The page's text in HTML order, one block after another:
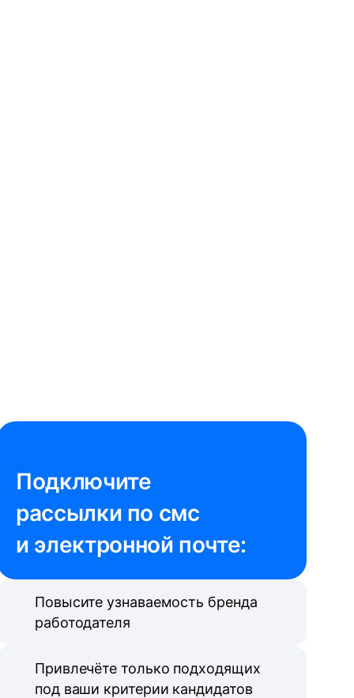
Подключите
рассылки по смс
и электронной почте:
Повысите узнаваемость бренда
работодателя
Привлечёте только подходящих
под ваши критерии кандидатов